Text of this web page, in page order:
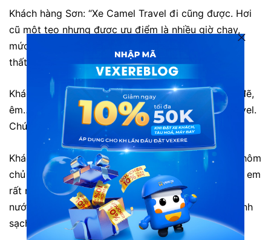
Khách hàng Sơn: “Xe Camel Travel đi cũng được. Hơi
cũ một tẹo nhưng được ưu điểm là nhiều giờ chạy,
mức giá cũng oke. Hi vọng xe sớm cải thiện về nội
thất bên trong cho mới hơn.”
Khách hàng M.Ha: “Thật tuyệt vời! Xe sạch sẽ đẹp đẽ,
êm…Nói chung là lần sau tôi sẽ lại đi xe Camel Travel.
Chúc các bạn ngày càng phát triển hơn.”
Khách hàng H.Pham: “Em đi chuyến đi lúc 17h vào hôm
chủ nhật ngày 1 tháng 11 năm 2015 ạ! Đã để lại cho em
rất nhiều ấn tượng tốt đẹp ạ. Xe đẹp, êm, sạch sẽ,
nước uống + khăn lạnh luôn có. Lại có cả nhà vệ sinh
sạch sẽ, thơm tho nữa, hi..hi ..”